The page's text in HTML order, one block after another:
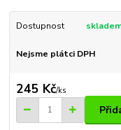
Dostupnost
Nejsme plátci DPH
245 Kč/ks